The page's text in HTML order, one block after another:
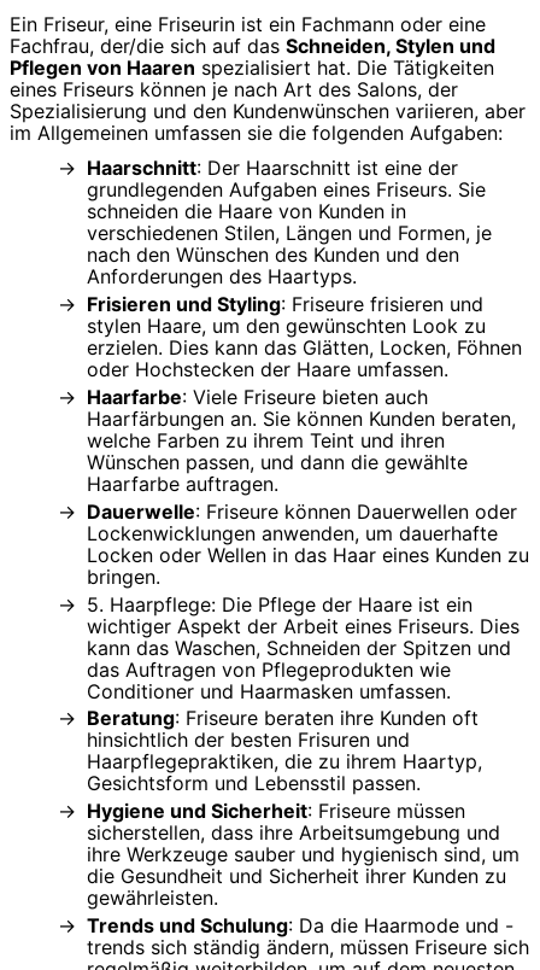
Ein Friseur, eine Friseurin ist ein Fachmann oder eine
Fachfrau, der/die sich auf das Schneiden, Stylen und
Pflegen von Haaren spezialisiert hat. Die Tätigkeiten
eines Friseurs können je nach Art des Salons, der
Spezialisierung und den Kundenwünschen variieren, aber
im Allgemeinen umfassen sie die folgenden Aufgaben:
Haarschnitt: Der Haarschnitt ist eine der
grundlegenden Aufgaben eines Friseurs. Sie
schneiden die Haare von Kunden in
verschiedenen Stilen, Längen und Formen, je
nach den Wünschen des Kunden und den
Anforderungen des Haartyps.
Frisieren und Styling: Friseure frisieren und
stylen Haare, um den gewünschten Look zu
erzielen. Dies kann das Glätten, Locken, Föhnen
oder Hochstecken der Haare umfassen.
Haarfarbe: Viele Friseure bieten auch
Haarfärbungen an. Sie können Kunden beraten,
welche Farben zu ihrem Teint und ihren
Wünschen passen, und dann die gewählte
Haarfarbe auftragen.
Dauerwelle: Friseure können Dauerwellen oder
Lockenwicklungen anwenden, um dauerhafte
Locken oder Wellen in das Haar eines Kunden zu
bringen.
5. Haarpflege: Die Pflege der Haare ist ein
wichtiger Aspekt der Arbeit eines Friseurs. Dies
kann das Waschen, Schneiden der Spitzen und
das Auftragen von Pflegeprodukten wie
Conditioner und Haarmasken umfassen.
Beratung: Friseure beraten ihre Kunden oft
hinsichtlich der besten Frisuren und
Haarpflegepraktiken, die zu ihrem Haartyp,
Gesichtsform und Lebensstil passen.
Hygiene und Sicherheit: Friseure müssen
sicherstellen, dass ihre Arbeitsumgebung und
ihre Werkzeuge sauber und hygienisch sind, um
die Gesundheit und Sicherheit ihrer Kunden zu
gewährleisten.
Trends und Schulung: Da die Haarmode und -
trends sich ständig ändern, müssen Friseure sich